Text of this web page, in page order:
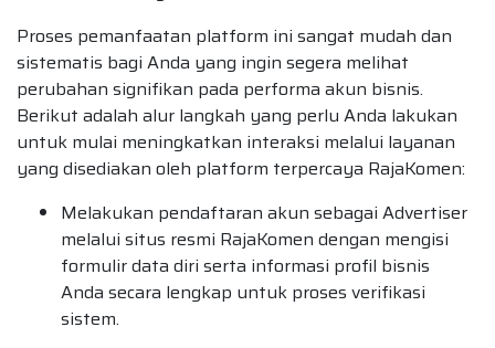
Proses pemanfaatan platform ini sangat mudah dan
sistematis bagi Anda yang ingin segera melihat
perubahan signifikan pada performa akun bisnis.
Berikut adalah alur langkah yang perlu Anda lakukan
untuk mulai meningkatkan interaksi melalui layanan
yang disediakan oleh platform terpercaya RajaKomen:
Melakukan pendaftaran akun sebagai Advertiser
melalui situs resmi RajaKomen dengan mengisi
formulir data diri serta informasi profil bisnis
Anda secara lengkap untuk proses verifikasi
sistem.